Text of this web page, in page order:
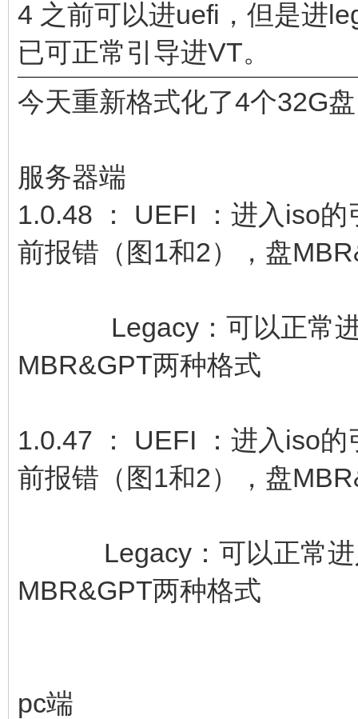
4 之前可以进uefi，但是进
已可正常引导进VT。
今天重新格式化了4个32G
服务器端
1.0.48 ： UEFI ：进入iso
前报错（图1和2），盘
Legacy：可以正常进入
MBR&GPT两种格式
1.0.47 ： UEFI ：进入iso
前报错（图1和2），盘
Legacy：可以正常进入
MBR&GPT两种格式
pc端